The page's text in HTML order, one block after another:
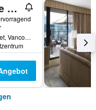
La Grande Residence at the Sutton Place Hotel
845 Burrard Street, Vancouver, BC, Kanada